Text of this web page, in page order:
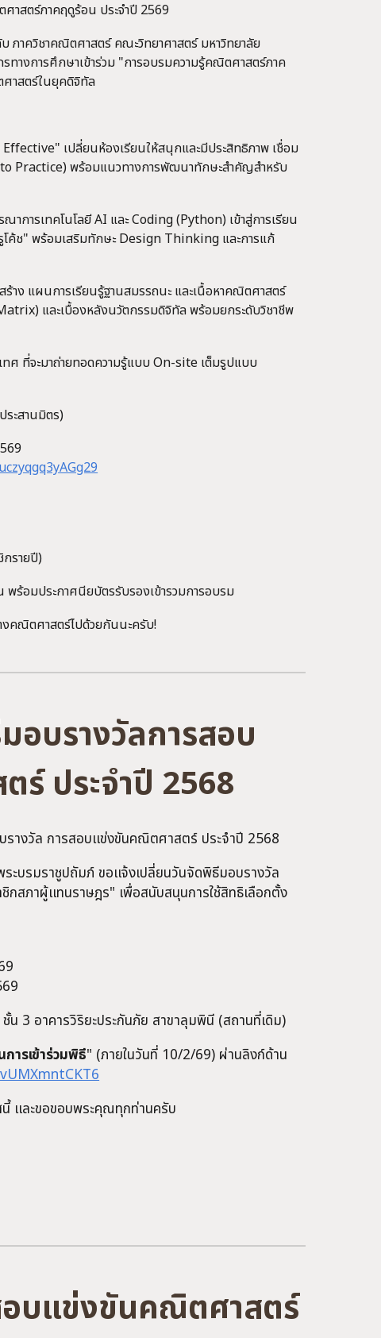
าสตร์ภาคฤดูร้อน ประจำปี 2569
ภาควิชาคณิตศาสตร์ คณะวิทยาศาสตร์ มหาวิทยาลัย
างการศึกษาเข้าร่วม "การอบรมความรู้คณิตศาสตร์ภาค
าสตร์ในยุคดิจิทัล
เปลี่ยนห้องเรียนให้สนุกและมีประสิทธิภาพ เชื่อม
Practice) พร้อมแนวทางการพัฒนาทักษะสำคัญสำหรับ
การเทคโนโลยี AI และ Coding (Python) เข้าสู่การเรียน
ค้ช" พร้อมเสริมทักษะ Design Thinking และการแก้
าง แผนการเรียนรู้ฐานสมรรถนะ และเนื้อหาคณิตศาสตร์
และเบื้องหลังนวัตกรรมดิจิทัล พร้อมยกระดับวิชาชีพ
ศ ที่จะมาถ่ายทอดความรู้แบบ On-site เต็มรูปแบบ
ระสานมิตร)
รายปี)
พร้อมประกาศนียบัตรรับรองเข้ารวมการอบรม
คณิตศาสตร์ไปด้วยกันนะครับ!
อบรางวัลการสอบ
ประจำปี 2568
รางวัล การสอบแข่งขันคณิตศาสตร์ ประจำปี 2568
ะบรมราชูปถัมภ์ ขอแจ้งเปลี่ยนวันจัดพิธีมอบรางวัล
กสภาผู้แทนราษฎร" เพื่อสนับสนุนการใช้สิทธิเลือกตั้ง
น 3 อาคารวิริยะประกันภัย สาขาลุมพินี (สถานที่เดิม)
ารเข้าร่วมพิธี" (ภายในวันที่ 10/2/69) ผ่านลิงก์ด้าน
และขอขอบพระคุณทุกท่านครับ
อบแข่งขันคณิตศาสตร์